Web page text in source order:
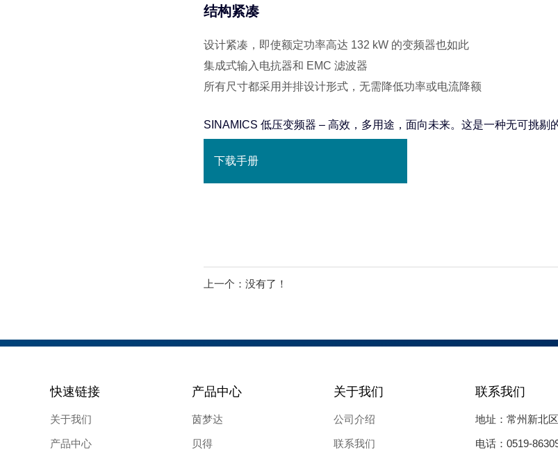
结构紧凑
设计紧凑，即使额定功率高达 132 kW 的变频器也如此
集成式输入电抗器和 EMC 滤波器
所有尺寸都采用并排设计形式，无需降低功率或电流降额
SINAMICS 低压变频器 – 高效，多用途，面向未来。这是一种无可挑剔
下载手册
上一个： 没有了！
快速链接
关于我们
产品中心
产品中心
茵梦达
贝得
关于我们
公司介绍
联系我们
联系我们
地址：常州新北
电话：0519-